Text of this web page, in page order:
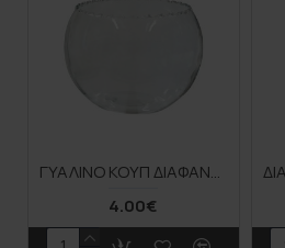
ΓΥΑΛΙΝΟ ΚΟΥΠ ΔΙΑΦΑΝΕΣ ΜΠΑΛΑ - 13.5x12.5cm
4.00€